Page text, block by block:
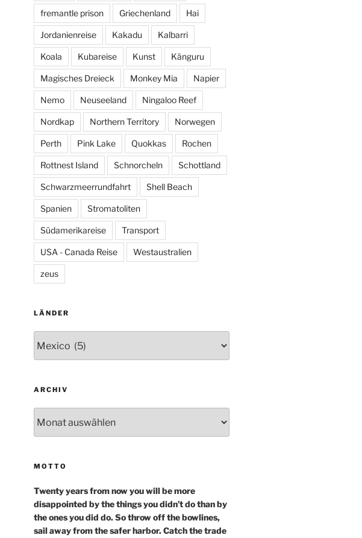
fremantle prison Griechenland Hai
Jordanienreise Kakadu Kalbarri
Koala Kubareise Kunst Känguru
Magisches Dreieck Monkey Mia Napier
Nemo Neuseeland Ningaloo Reef
Nordkap Northern Territory Norwegen
Perth Pink Lake Quokkas Rochen
Rottnest Island Schnorcheln Schottland
Schwarzmeerrundfahrt Shell Beach
Spanien Stromatoliten
Südamerikareise Transport
USA - Canada Reise Westaustralien
zeus
LÄNDER
ARCHIV
MOTTO
Twenty years from now you will be more
disappointed by the things you didn’t do than by
the ones you did do. So throw off the bowlines,
sail away from the safer harbor. Catch the trade